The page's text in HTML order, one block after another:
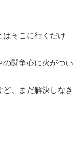
はそこに行くだけ
の闘争心に火がつい
ど、まだ解決しなき